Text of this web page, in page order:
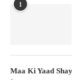
1
Maa Ki Yaad